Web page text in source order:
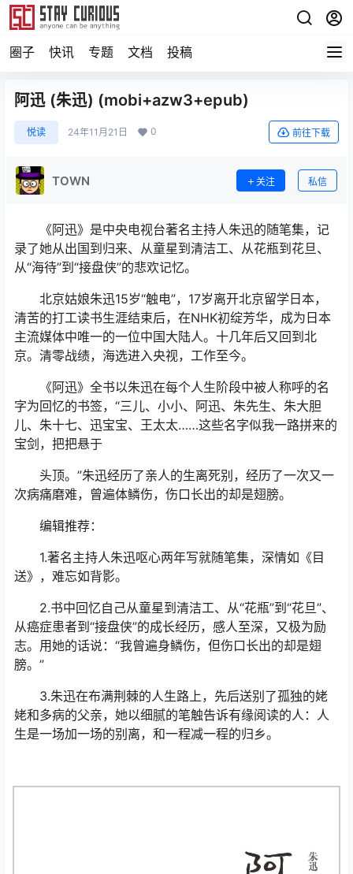
圈子 快讯 专题 文档 投稿
阿迅 (朱迅) (mobi+azw3+epub)
悦读 24年11月21日 0 前往下载
TOWN 关注 私信
《阿迅》是中央电视台著名主持人朱迅的随笔集，记
录了她从出国到归来、从童星到清洁工、从花瓶到花旦、
从“海待”到“接盘侠”的悲欢记忆。
北京姑娘朱迅15岁“触电”，17岁离开北京留学日本，
清苦的打工读书生涯结束后，在NHK初绽芳华，成为日本
主流媒体中唯一的一位中国大陆人。十几年后又回到北
京。清零战绩，海选进入央视，工作至今。
《阿迅》全书以朱迅在每个人生阶段中被人称呼的名
字为回忆的书签，“三儿、小小、阿迅、朱先生、朱大胆
儿、朱十七、迅宝宝、王太太……这些名字似我一路拼来的
宝剑，把把悬于
头顶。”朱迅经历了亲人的生离死别，经历了一次又一
次病痛磨难，曾遍体鳞伤，伤口长出的却是翅膀。
编辑推荐：
1.著名主持人朱迅呕心两年写就随笔集，深情如《目
送》，难忘如背影。
2.书中回忆自己从童星到清洁工、从“花瓶”到“花旦”、
从癌症患者到“接盘侠”的成长经历，感人至深，又极为励
志。用她的话说：“我曾遍身鳞伤，但伤口长出的却是翅
膀。”
3.朱迅在布满荆棘的人生路上，先后送别了孤独的姥
姥和多病的父亲，她以细腻的笔触告诉有缘阅读的人：人
生是一场加一场的别离，和一程减一程的归乡。